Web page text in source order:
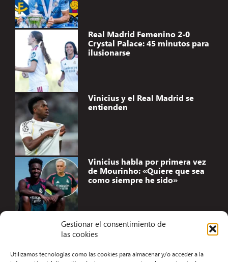
Gestionar el consentimiento de
las cookies
Utilizamos tecnologías como las cookies para almacenar y/o acceder a la
Real Madrid Femenino 2-0
Crystal Palace: 45 minutos para
ilusionarse
Vinicius y el Real Madrid se
entienden
Vinicius habla por primera vez
de Mourinho: «Quiere que sea
como siempre he sido»